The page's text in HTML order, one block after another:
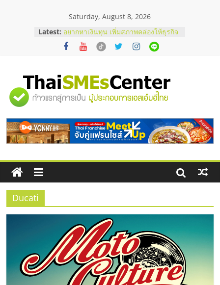
Saturday, August 8, 2026
Latest:
บริษัท Cybersecurity ในไทยที่ไหนดี?
วิธีเลือกผู้ให้บริการให้คุ้มค่าและตอบ
โจทย์ธุรกิจ
สัมมนาออนไลน์ โอกาสบริหารสถานี
บริการน้ำมัน Shell
สัมมนาลงทุน แฟรนไชส์ยอนนี่
ไชส์ ครั้งที่ 8
ร้านเครื่องเสียงคุณภาพสูง พร้อม
โซลูชันระบบภาพและเสียง
"ศูนย์
รวม
ข้อมูล
ธุรกิจ
SME
แห่ง
ประเทศไทย,
Ducati